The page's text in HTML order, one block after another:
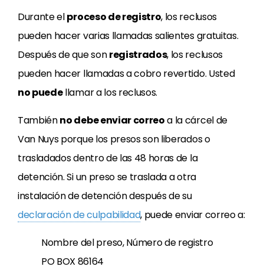
Durante elproceso de registro, los reclusos
pueden hacer varias llamadas salientes gratuitas.
Después de que sonregistrados, los reclusos
pueden hacer llamadas a cobro revertido. Usted
no puedellamar a los reclusos.
Tambiénno debe enviar correoa la cárcel de
Van Nuys porque los presos son liberados o
trasladados dentro de las 48 horas de la
detención. Si un preso se traslada a otra
instalación de detención después de su
declaración de culpabilidad, puede enviar correo a:
Nombre del preso, Número de registro
PO BOX 86164